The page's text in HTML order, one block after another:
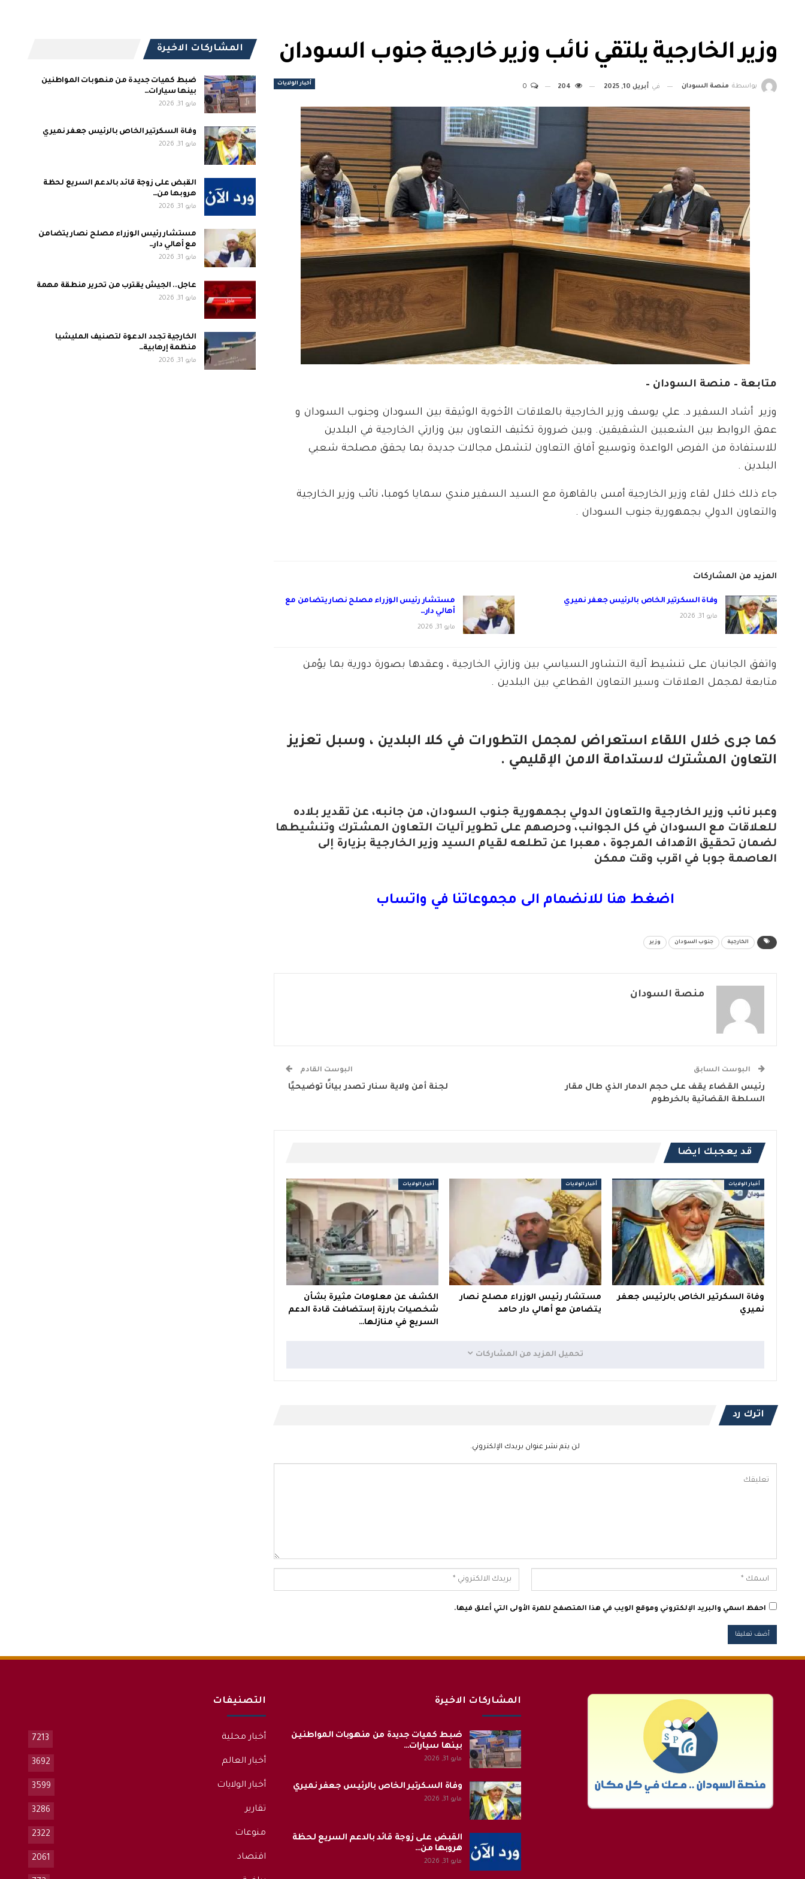
وزير الخارجية يلتقي نائب وزير خارجية جنوب السودان
أخبار الولايات بواسطة منصة السودان في أبريل 10, 2025 204
متابعة – منصة السودان –
وزير أشاد السفير د. علي يوسف وزير الخارجية بالعلاقات الأخوية الوثيقة بين السودان وجنوب السودان و
عمق الروابط بين الشعبين الشقيقين. وبين ضرورة تكثيف التعاون بين وزارتي الخارجية في البلدين
للاستفادة من الفرص الواعدة وتوسيع آفاق التعاون لتشمل مجالات جديدة بما يحقق مصلحة شعبي
البلدين .
جاء ذلك خلال لقاء وزير الخارجية أمس بالقاهرة مع السيد السفير مندي سمايا كومبا، نائب وزير الخارجية
والتعاون الدولي بجمهورية جنوب السودان .
المزيد من المشاركات
وفاة السكرتير الخاص بالرئيس جعفر نميري
مايو 31, 2026
مستشار رئيس الوزراء مصلح نصار يتضامن مع
أهالي دار…
مايو 31, 2026
واتفق الجانبان على تنشيط آلية التشاور السياسي بين وزارتي الخارجية ، وعقدها بصورة دورية بما يؤمن
متابعة لمجمل العلاقات وسير التعاون القطاعي بين البلدين .
كما جرى خلال اللقاء استعراض لمجمل التطورات في كلا البلدين ، وسبل تعزيز
التعاون المشترك لاستدامة الامن الإقليمي .
وعبر نائب وزير الخارجية والتعاون الدولي بجمهورية جنوب السودان، من جانبه، عن تقدير بلاده
للعلاقات مع السودان في كل الجوانب، وحرصهم على تطوير آليات التعاون المشترك وتنشيطها
لضمان تحقيق الأهداف المرجوة ، معبرا عن تطلعه لقيام السيد وزير الخارجية بزيارة إلى
العاصمة جوبا في اقرب وقت ممكن
اضغط هنا للانضمام الى مجموعاتنا في واتساب
الخارجية جنوب السودان وزير
منصة السودان
البوست السابق
رئيس القضاء يقف على حجم الدمار الذي طال مقار
السلطة القضائية بالخرطوم
البوست القادم
لجنة أمن ولاية سنار تصدر بيانًا توضيحيًا
قد يعجبك ايضا
أخبار الولايات
وفاة السكرتير الخاص بالرئيس جعفر
نميري
أخبار الولايات
مستشار رئيس الوزراء مصلح نصار
يتضامن مع أهالي دار حامد
أخبار الولايات
الكشف عن معلومات مثيرة بشأن
شخصيات بارزة إستضافت قادة الدعم
السريع في منازلها…
تحميل المزيد من المشاركات
اترك رد
لن يتم نشر عنوان بريدك الإلكتروني.
احفظ اسمي والبريد الإلكتروني وموقع الويب في هذا المتصفح للمرة الأولى التي أعلق فيها.
المشاركات الاخيرة
ضبط كميات جديدة من منهوبات المواطنين
بينها سيارات…
مايو 31, 2026
وفاة السكرتير الخاص بالرئيس جعفر نميري
مايو 31, 2026
القبض على زوجة قائد بالدعم السريع لحظة
هروبها من…
مايو 31, 2026
مستشار رئيس الوزراء مصلح نصار يتضامن
مع أهالي دار…
مايو 31, 2026
عاجل.. الجيش يقترب من تحرير منطقة مهمة
مايو 31, 2026
الخارجية تجدد الدعوة لتصنيف المليشيا
منظمة إرهابية…
مايو 31, 2026
المشاركات الاخيرة
ضبط كميات جديدة من منهوبات المواطنين
بينها سيارات…
مايو 31, 2026
وفاة السكرتير الخاص بالرئيس جعفر نميري
مايو 31, 2026
القبض على زوجة قائد بالدعم السريع لحظة
هروبها من…
مايو 31, 2026
التصنيفات
أخبار محلية 7213
أخبار العالم 3692
أخبار الولايات 3599
تقارير 3286
منوعات 2322
اقتصاد 2061